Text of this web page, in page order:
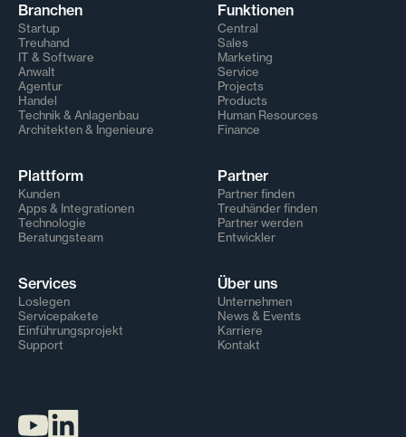
Branchen
Startup
Treuhand
IT & Software
Anwalt
Agentur
Handel
Technik & Anlagenbau
Architekten & Ingenieure
Funktionen
Central
Sales
Marketing
Service
Projects
Products
Human Resources
Finance
Plattform
Kunden
Apps & Integrationen
Technologie
Beratungsteam
Partner
Partner finden
Treuhänder finden
Partner werden
Entwickler
Services
Loslegen
Servicepakete
Einführungsprojekt
Support
Über uns
Unternehmen
News & Events
Karriere
Kontakt